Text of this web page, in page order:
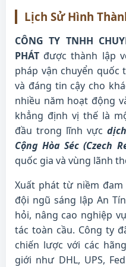
Lịch Sử Hình
CÔNG TY TNHH
PHÁT được thành lập
pháp vận chuyển quốc
và đáng tin cậy cho
nhiều năm hoạt động
khẳng định vị thế là
đầu trong lĩnh vực
Cộng Hòa Séc (Czech
quốc gia và vùng lãnh
Xuất phát từ niềm
đội ngũ sáng lập An
hỏi, nâng cao nghiệp
tác toàn cầu. Công ty
chiến lược với các
giới như DHL, UPS,